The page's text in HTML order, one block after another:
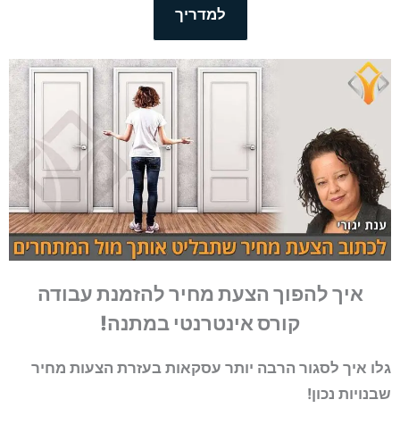
איך להפוך הצעת מחיר להזמנת עבודה
קורס אינטרנטי במתנה!
גלו איך לסגור הרבה יותר עסקאות בעזרת הצעות מחיר
שבנויות נכון!
למדריך